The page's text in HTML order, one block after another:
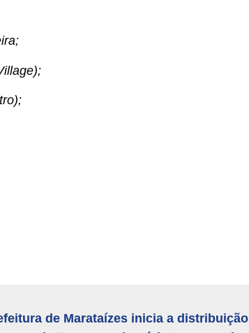
de Marataízes inicia a distribuição